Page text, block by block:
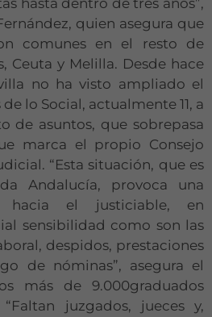
hasta dentro de tres años”,
quien asegura que
comunes en el resto de
Ceuta y Melilla. Desde hace
no ha visto ampliado el
lo Social, actualmente 11, a
de asuntos, que sobrepasa
marca el propio Consejo
“Esta situación, que es
Andalucía, provoca una
hacia el justiciable, en
sensibilidad como son las
despidos, prestaciones
de nóminas”, asegura el
más de 9.000graduados
“Faltan juzgados, jueces y,